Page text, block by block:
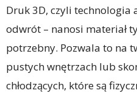
Druk 3D, czyli technologia
odwrót – nanosi materiał
potrzebny. Pozwala to na
pustych wnętrzach lub
chłodzących, które są